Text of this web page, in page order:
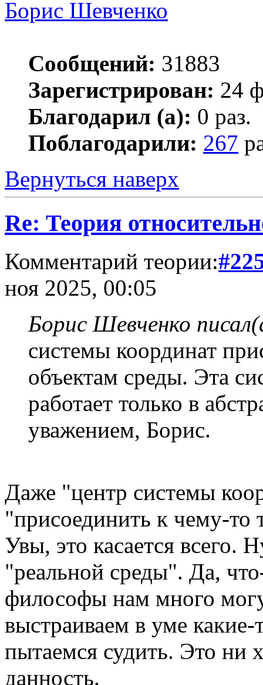
Борис Шевченко
Сообщений: 31883
Зарегистрирован: 24
Благодарил (а): 0 раз.
Поблагодарили: 267
Вернуться наверх
Re: Теория
Комментарий теории:
ноя 2025, 00:05
Борис Шевченко
системы координат
объектам среды. Эта
работает только в
уважением, Борис.
Даже "центр системы
"присоединить к чему-
Увы, это касается всего.
"реальной среды". Да,
философы нам много
выстраиваем в уме
пытаемся судить. Это ни
данность.